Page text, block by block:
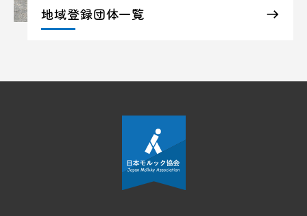
地域登録団体一覧